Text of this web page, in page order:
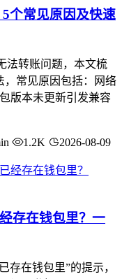
个常见原因及快速
法转账问题，本文梳
，常见原因包括：网络
版本未更新引发兼容
1.2K 2026-08-09
存在钱包里？一
存在钱包里”的提示，